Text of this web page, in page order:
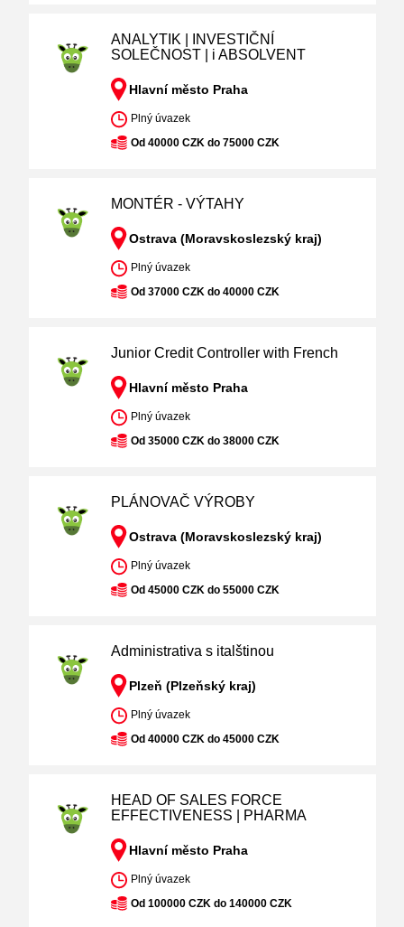
ANALYTIK | INVESTIČNÍ
SOLEČNOST | i ABSOLVENT
Hlavní město Praha
Plný úvazek
Od 40000 CZK do 75000 CZK
MONTÉR - VÝTAHY
Ostrava (Moravskoslezský kraj)
Plný úvazek
Od 37000 CZK do 40000 CZK
Junior Credit Controller with French
Hlavní město Praha
Plný úvazek
Od 35000 CZK do 38000 CZK
PLÁNOVAČ VÝROBY
Ostrava (Moravskoslezský kraj)
Plný úvazek
Od 45000 CZK do 55000 CZK
Administrativa s italštinou
Plzeň (Plzeňský kraj)
Plný úvazek
Od 40000 CZK do 45000 CZK
HEAD OF SALES FORCE
EFFECTIVENESS | PHARMA
Hlavní město Praha
Plný úvazek
Od 100000 CZK do 140000 CZK